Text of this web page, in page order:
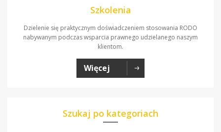
Szkolenia
Dzielenie się praktycznym doświadczeniem stosowania RODO
nabywanym podczas wsparcia prawnego udzielanego naszym
klientom.
Więcej
Szukaj po kategoriach